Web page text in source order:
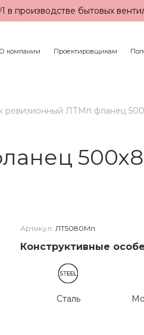
в производстве бытовых
О компании Проектировщикам
ревизионный ЛТМп фланец
Артикул: ЛТ5080Мп
Конструктивные
Сталь